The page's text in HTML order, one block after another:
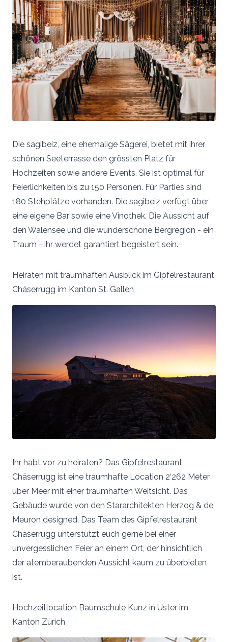
Die sagibeiz, eine ehemalige Sägerei, bietet mit ihrer
schönen Seeterrasse den grössten Platz für
Hochzeiten sowie andere Events. Sie ist optimal für
Feierlichkeiten bis zu 150 Personen. Für Parties sind
180 Stehplätze vorhanden. Die sagibeiz verfügt über
eine eigene Bar sowie eine Vinothek. Die Aussicht auf
den Walensee und die wunderschöne Bergregion - ein
Traum - ihr werdet garantiert begeistert sein.
Heiraten mit traumhaften Ausblick im Gipfelrestaurant
Chäserrugg im Kanton St. Gallen
Ihr habt vor zu heiraten? Das Gipfelrestaurant
Chäserrugg ist eine traumhafte Location 2‘262 Meter
über Meer mit einer traumhaften Weitsicht. Das
Gebäude wurde von den Stararchitekten Herzog & de
Meuron designed. Das Team des Gipfelrestaurant
Chäserrugg unterstützt euch gerne bei einer
unvergesslichen Feier an einem Ort, der hinsichtlich
der atemberaubenden Aussicht kaum zu überbieten
ist.
Hochzeitlocation Baumschule Kunz in Uster im
Kanton Zürich